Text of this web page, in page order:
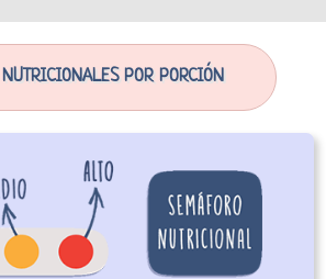
NUTRICIONALES POR PORCIÓN